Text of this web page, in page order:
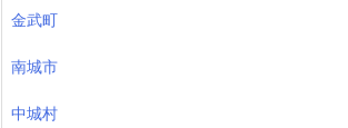
金武町
南城市
中城村